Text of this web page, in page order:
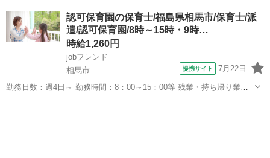
製品を測定・分析するお仕事 経験を生かして即戦力として活躍しませ
んか？ ＜具体的には…＞ ■分析 ∟工程分析（製造工程の確認・分析）
∟化学分析（化学物質の測...
福島 田村市 その他
認可保育園の保育士/福島県相馬市/保育士/派
遣/認可保育園/8時～15時・9時…
時給1,260円
jobフレンド
相馬市
提携サイト 7月22日
勤務日数：週4日～ 勤務時間：8：00～15：00等 残業・持ち帰り業